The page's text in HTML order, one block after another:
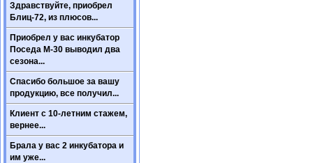
Здравствуйте, приобрел
Блиц-72, из плюсов...
Приобрел у вас инкубатор
Поседа М-30 выводил два
сезона...
Спасибо большое за вашу
продукцию, все получил...
Клиент с 10-летним стажем,
вернее...
Брала у вас 2 инкубатора и
им уже...